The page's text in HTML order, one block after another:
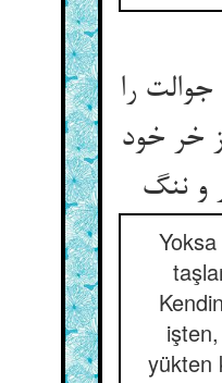
را
خر خود
و ننگ
yükten